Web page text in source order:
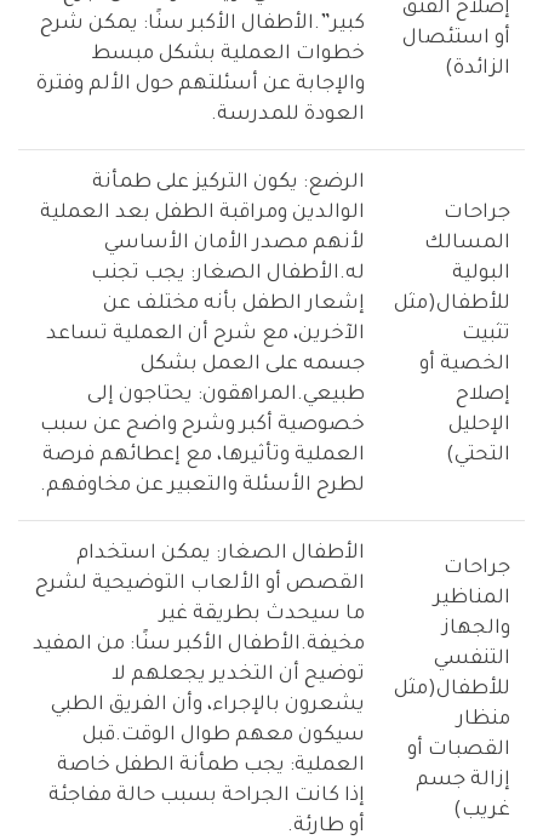
إصلاح الفتق
أو استئصال
الزائدة)
كبير”.الأطفال الأكبر سنًا: يمكن شرح
خطوات العملية بشكل مبسط
والإجابة عن أسئلتهم حول الألم وفترة
العودة للمدرسة.
جراحات
المسالك
البولية
للأطفال(مثل
تثبيت
الخصية أو
إصلاح
الإحليل
التحتي)
الرضع: يكون التركيز على طمأنة
الوالدين ومراقبة الطفل بعد العملية
لأنهم مصدر الأمان الأساسي
له.الأطفال الصغار: يجب تجنب
إشعار الطفل بأنه مختلف عن
الآخرين، مع شرح أن العملية تساعد
جسمه على العمل بشكل
طبيعي.المراهقون: يحتاجون إلى
خصوصية أكبر وشرح واضح عن سبب
العملية وتأثيرها، مع إعطائهم فرصة
لطرح الأسئلة والتعبير عن مخاوفهم.
جراحات
المناظير
والجهاز
التنفسي
للأطفال(مثل
منظار
القصبات أو
إزالة جسم
غريب)
الأطفال الصغار: يمكن استخدام
القصص أو الألعاب التوضيحية لشرح
ما سيحدث بطريقة غير
مخيفة.الأطفال الأكبر سنًا: من المفيد
توضيح أن التخدير يجعلهم لا
يشعرون بالإجراء، وأن الفريق الطبي
سيكون معهم طوال الوقت.قبل
العملية: يجب طمأنة الطفل خاصة
إذا كانت الجراحة بسبب حالة مفاجئة
أو طارئة.